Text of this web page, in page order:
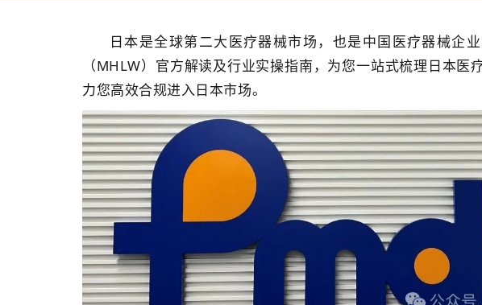
日本是全球第二大医疗器械市场，也是中国医疗器械企
（MHLW）官方解读及行业实操指南，为您一站式梳理日本
力您高效合规进入日本市场。